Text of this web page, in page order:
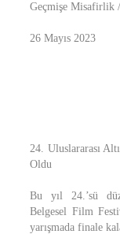
Geçmişe Misafirlik
26 Mayıs 2023
24. Uluslararası
Oldu
Bu yıl 24.’sü
Belgesel Film
yarışmada finale